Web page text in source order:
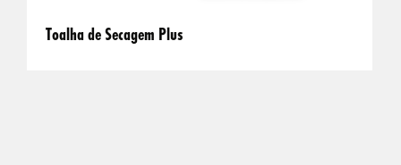
Toalha de Secagem Plus